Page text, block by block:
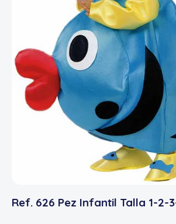
Ref. 626 Pez Infantil Talla 1-2-